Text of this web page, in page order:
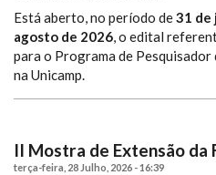
Está aberto, no período de31 de
agosto de 2026, o edital
para o Programa de
na Unicamp.
II Mostra de Extensão da
terça-feira, 28 Julho, 2026 - 16:39